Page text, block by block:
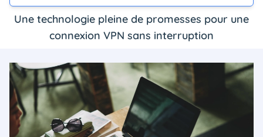
Une technologie pleine de promesses pour une
connexion VPN sans interruption